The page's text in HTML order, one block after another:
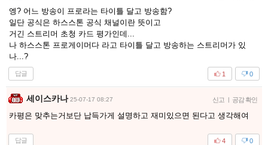
엥? 어느 방송이 프로라는 타이틀 달고 방송함?
일단 공식은 하스스톤 공식 채널이란 뜻이고
거긴 스트리머 초청 카드 평가인데...
나 하스스톤 프로게이머다 라고 타이틀 달고 방송하는 스트리머가 있
나...?
답글 0
1
세이스카나 25-07-17 08:27 신고 | 공감 확인
카평은 맞추는거보단 납득가게 설명하고 재미있으면 된다고 생각해여
답글 0
4